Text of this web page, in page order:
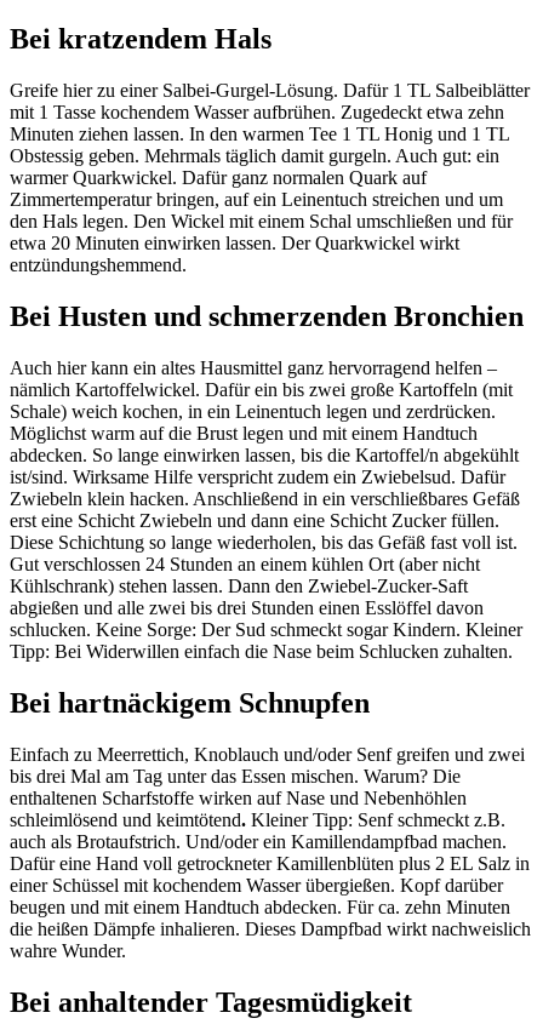
Bei kratzendem Hals
Greife hier zu einer Salbei-Gurgel-Lösung. Dafür 1 TL Salbeiblätter
mit 1 Tasse kochendem Wasser aufbrühen. Zugedeckt etwa zehn
Minuten ziehen lassen. In den warmen Tee 1 TL Honig und 1 TL
Obstessig geben. Mehrmals täglich damit gurgeln. Auch gut: ein
warmer Quarkwickel. Dafür ganz normalen Quark auf
Zimmertemperatur bringen, auf ein Leinentuch streichen und um
den Hals legen. Den Wickel mit einem Schal umschließen und für
etwa 20 Minuten einwirken lassen. Der Quarkwickel wirkt
entzündungshemmend.
Bei Husten und schmerzenden Bronchien
Auch hier kann ein altes Hausmittel ganz hervorragend helfen –
nämlich Kartoffelwickel. Dafür ein bis zwei große Kartoffeln (mit
Schale) weich kochen, in ein Leinentuch legen und zerdrücken.
Möglichst warm auf die Brust legen und mit einem Handtuch
abdecken. So lange einwirken lassen, bis die Kartoffel/n abgekühlt
ist/sind. Wirksame Hilfe verspricht zudem ein Zwiebelsud. Dafür
Zwiebeln klein hacken. Anschließend in ein verschließbares Gefäß
erst eine Schicht Zwiebeln und dann eine Schicht Zucker füllen.
Diese Schichtung so lange wiederholen, bis das Gefäß fast voll ist.
Gut verschlossen 24 Stunden an einem kühlen Ort (aber nicht
Kühlschrank) stehen lassen. Dann den Zwiebel-Zucker-Saft
abgießen und alle zwei bis drei Stunden einen Esslöffel davon
schlucken. Keine Sorge: Der Sud schmeckt sogar Kindern. Kleiner
Tipp: Bei Widerwillen einfach die Nase beim Schlucken zuhalten.
Bei hartnäckigem Schnupfen
Einfach zu Meerrettich, Knoblauch und/oder Senf greifen und zwei
bis drei Mal am Tag unter das Essen mischen. Warum? Die
enthaltenen Scharfstoffe wirken auf Nase und Nebenhöhlen
schleimlösend und keimtötend. Kleiner Tipp: Senf schmeckt z.B.
auch als Brotaufstrich. Und/oder ein Kamillendampfbad machen.
Dafür eine Hand voll getrockneter Kamillenblüten plus 2 EL Salz in
einer Schüssel mit kochendem Wasser übergießen. Kopf darüber
beugen und mit einem Handtuch abdecken. Für ca. zehn Minuten
die heißen Dämpfe inhalieren. Dieses Dampfbad wirkt nachweislich
wahre Wunder.
Bei anhaltender Tagesmüdigkeit